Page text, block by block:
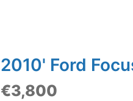
2010' Ford
€3,800